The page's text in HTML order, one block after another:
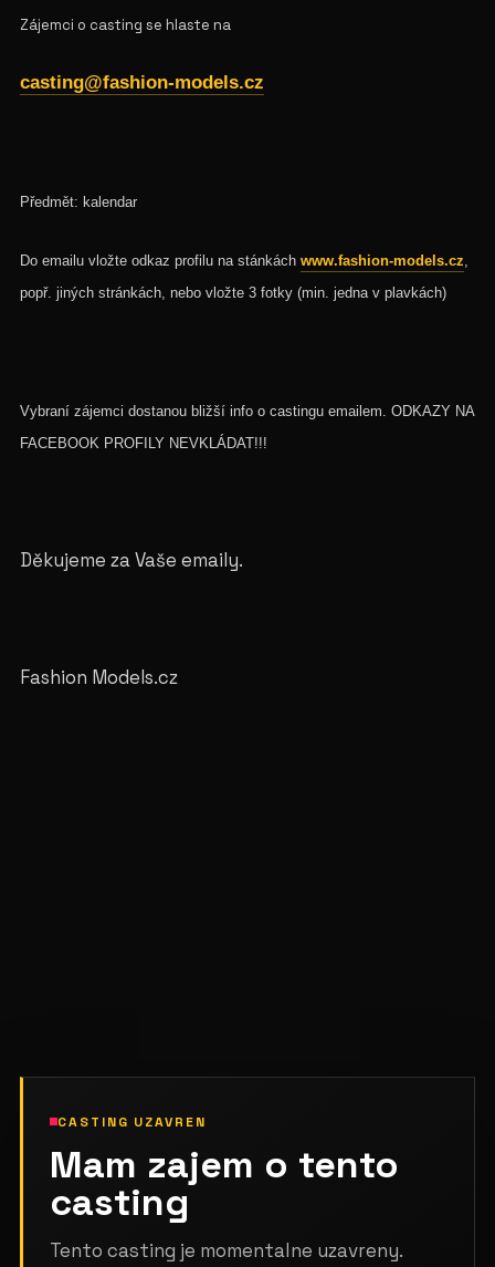
Zájemci o casting se hlaste na
casting@fashion-models.cz
Předmět: kalendar
Do emailu vložte odkaz profilu na stánkách www.fashion-models.cz,
popř. jiných stránkách, nebo vložte 3 fotky (min. jedna v plavkách)
Vybraní zájemci dostanou bližší info o castingu emailem. ODKAZY NA
FACEBOOK PROFILY NEVKLÁDAT!!!
Děkujeme za Vaše emaily.
Fashion Models.cz
CASTING UZAVREN
Mam zajem o tento
casting
Tento casting je momentalne uzavreny.